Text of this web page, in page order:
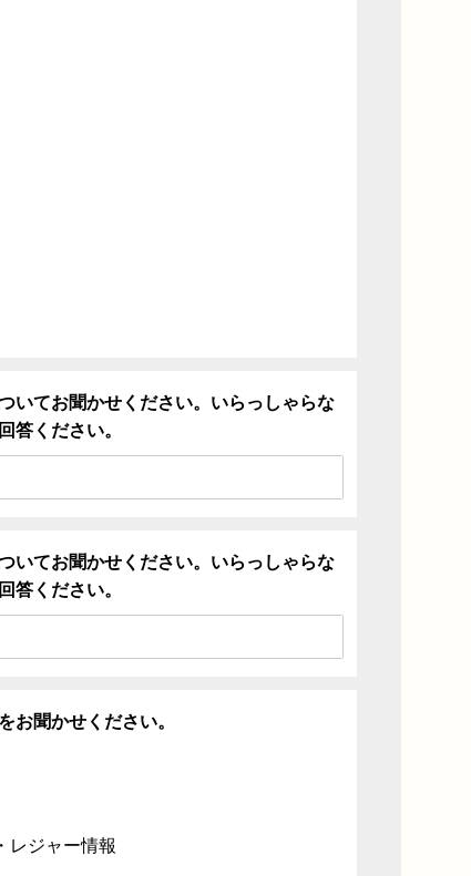
いてお聞かせください。いらっしゃらな
答ください。
いてお聞かせください。いらっしゃらな
答ください。
お聞かせください。
レジャー情報